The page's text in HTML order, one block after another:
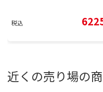
税込
近くの売り場の